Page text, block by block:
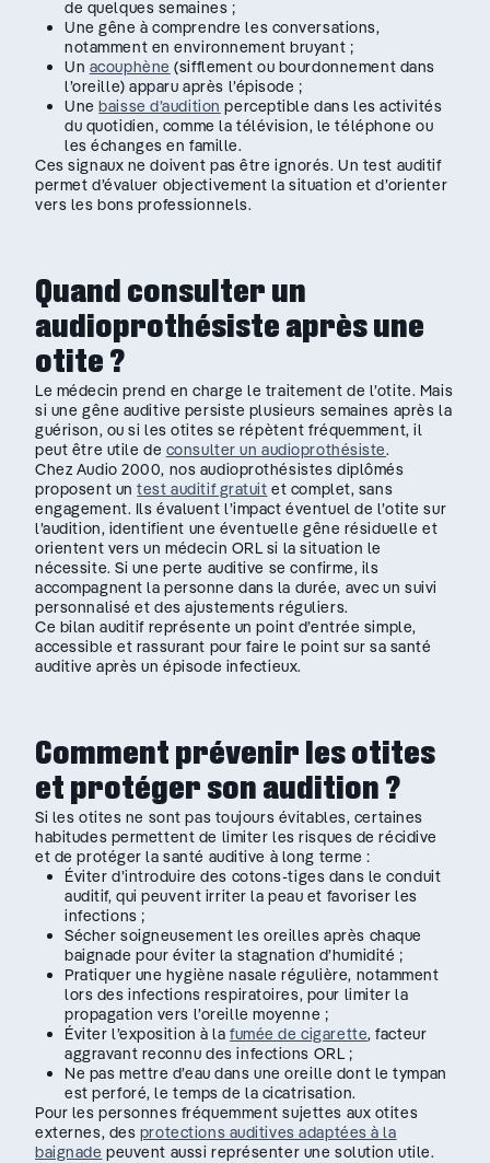
de quelques semaines ;
Une gêne à comprendre les conversations,
notamment en environnement bruyant ;
Un acouphène (sifflement ou bourdonnement dans
l’oreille) apparu après l’épisode ;
Unebaisse d’audition perceptible dans les activités
du quotidien, comme la télévision, le téléphone ou
les échanges en famille.
Ces signaux ne doivent pas être ignorés. Un test auditif
permet d’évaluer objectivement la situation et d’orienter
vers les bons professionnels.
Quand consulter un
audioprothésiste après une
otite ?
Le médecin prend en charge le traitement de l’otite. Mais
si une gêne auditive persiste plusieurs semaines après la
guérison, ou si les otites se répètent fréquemment, il
peut être utile de consulter un audioprothésiste.
Chez Audio 2000, nos audioprothésistes diplômés
proposent untest auditif gratuit et complet, sans
engagement. Ils évaluent l’impact éventuel de l’otite sur
l’audition, identifient une éventuelle gêne résiduelle et
orientent vers un médecin ORL si la situation le
nécessite. Si une perte auditive se confirme, ils
accompagnent la personne dans la durée, avec un suivi
personnalisé et des ajustements réguliers.
Ce bilan auditif représente un point d’entrée simple,
accessible et rassurant pour faire le point sur sa santé
auditive après un épisode infectieux.
Comment prévenir les otites
et protéger son audition ?
Si les otites ne sont pas toujours évitables, certaines
habitudes permettent de limiter les risques de récidive
et de protéger la santé auditive à long terme :
Éviter d’introduire des cotons-tiges dans le conduit
auditif, qui peuvent irriter la peau et favoriser les
infections ;
Sécher soigneusement les oreilles après chaque
baignade pour éviter la stagnation d’humidité ;
Pratiquer une hygiène nasale régulière, notamment
lors des infections respiratoires, pour limiter la
propagation vers l’oreille moyenne ;
Éviter l’exposition à lafumée de cigarette, facteur
aggravant reconnu des infections ORL ;
Ne pas mettre d’eau dans une oreille dont le tympan
est perforé, le temps de la cicatrisation.
Pour les personnes fréquemment sujettes aux otites
externes, des protections auditives adaptées à la
baignade peuvent aussi représenter une solution utile.